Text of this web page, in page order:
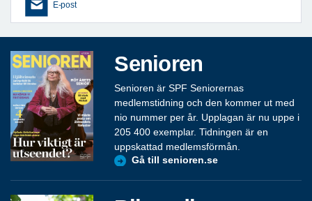
E-post
Senioren
Senioren är SPF Seniorernas
medlemstidning och den kommer ut med
nio nummer per år. Upplagan är nu uppe i
205 400 exemplar. Tidningen är en
uppskattad medlemsförmån.
Gå till senioren.se